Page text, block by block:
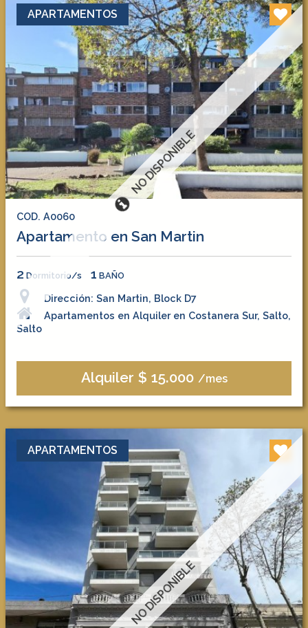
NO DISPONIBLE
APARTAMENTOS
COD. A0060
Apartamento en San Martin
2 Dormitorio/s 1 BAÑO
Dirección: San Martin, Block D7
Apartamentos en Alquiler en Costanera Sur, Salto,
Salto
Alquiler $ 15.000 /mes
NO DISPONIBLE
APARTAMENTOS